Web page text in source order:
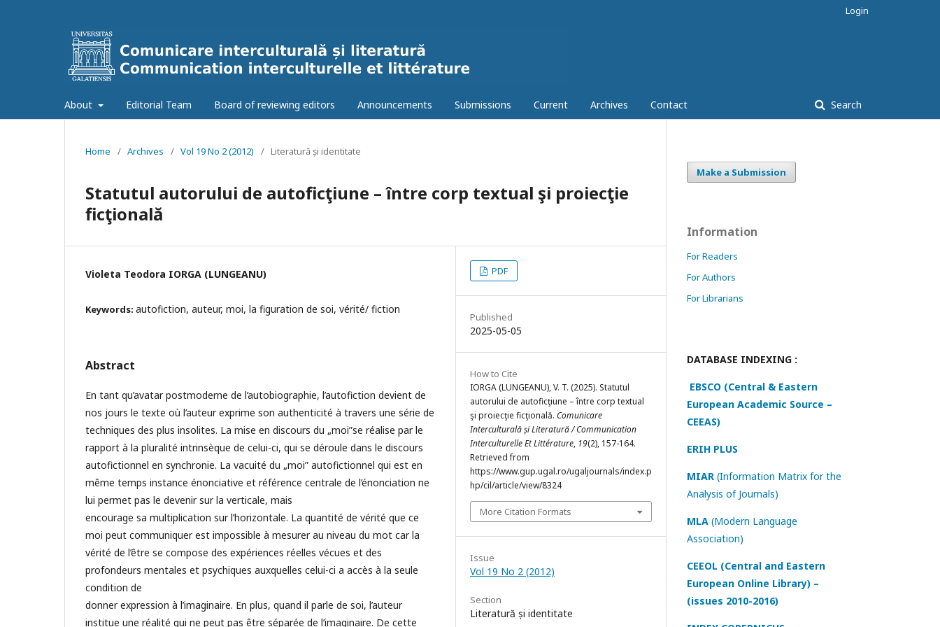
About Editorial Team Board of reviewing editors Announcements Submissions Current Archives Contact Search
Login
Home / Archives / Vol 19 No 2 (2012) / Literatură și identitate
Statutul autorului de autoficţiune – între corp textual şi proiecţie
ficţională
Violeta Teodora IORGA (LUNGEANU)
Keywords: autofiction, auteur, moi, la figuration de soi, vérité/ fiction
Abstract
En tant qu’avatar postmoderne de l’autobiographie, l’autofiction devient de
nos jours le texte où l’auteur exprime son authenticité à travers une série de
techniques des plus insolites. La mise en discours du „moi”se réalise par le
rapport à la pluralité intrinsèque de celui-ci, qui se déroule dans le discours
autofictionnel en synchronie. La vacuité du „moi” autofictionnel qui est en
même temps instance énonciative et référence centrale de l’énonciation ne
lui permet pas le devenir sur la verticale, mais
encourage sa multiplication sur l’horizontale. La quantité de vérité que ce
moi peut communiquer est impossible à mesurer au niveau du mot car la
vérité de l’être se compose des expériences réelles vécues et des
profondeurs mentales et psychiques auxquelles celui-ci a accès à la seule
condition de
donner expression à l’imaginaire. En plus, quand il parle de soi, l’auteur
institue une réalité qui ne peut pas être séparée de l’imaginaire. De cette
PDF
Published
2025-05-05
How to Cite
IORGA (LUNGEANU), V. T. (2025). Statutul
autorului de autoficţiune – între corp textual
şi proiecţie ficţională. Comunicare
Interculturală și Literatură / Communication
Interculturelle Et Littérature, 19(2), 157-164.
Retrieved from
https://www.gup.ugal.ro/ugaljournals/index.p
hp/cil/article/view/8324
More Citation Formats
Issue
Vol 19 No 2 (2012)
Section
Literatură și identitate
Make a Submission
Information
For Readers
For Authors
For Librarians
DATABASE INDEXING :
EBSCO (Central & Eastern
European Academic Source –
CEEAS)
ERIH PLUS
MIAR (Information Matrix for the
Analysis of Journals)
MLA (Modern Language
Association)
CEEOL (Central and Eastern
European Online Library) –
(issues 2010-2016)